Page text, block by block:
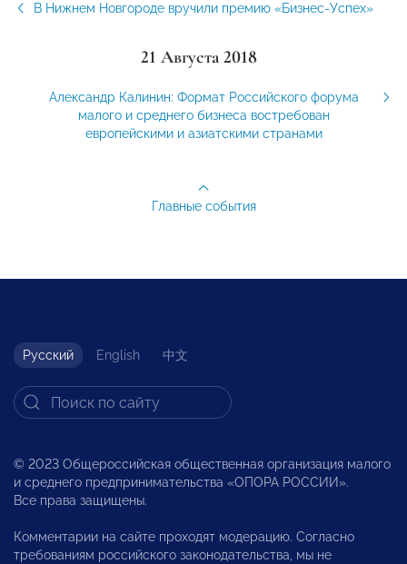
В Нижнем Новгороде вручили премию «Бизнес-Успех»
21 Августа 2018
Александр Калинин: Формат Российского форума
малого и среднего бизнеса востребован
европейскими и азиатскими странами
Главные события
Русский English 中文
© 2023 Общероссийская общественная организация малого
и среднего предпринимательства «ОПОРА РОССИИ».
Все права защищены.
Комментарии на сайте проходят модерацию. Согласно
требованиям российского законодательства, мы не